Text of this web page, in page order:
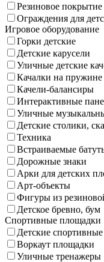
Резиновое
Ограждения для
Игровое оборудование
Горки детские
Детские карусели
Уличные детские
Качалки на пружине
Качели-балансиры
Интерактивные
Уличные
Детские столики,
Техника
Встраиваемые
Дорожные знаки
Арки для детских
Арт-объекты
Фигуры из
Детское бревно, бум
Спортивные площадки
Детские
Воркаут площадки
Уличные тренажеры